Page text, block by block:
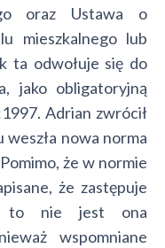
oraz Ustawa o
mieszkalnego lub
ta odwołuje się do
jako obligatoryjną
Adrian zwrócił
nowa norma
że w normie
że zastępuje
to nie jest ona
wspomniane